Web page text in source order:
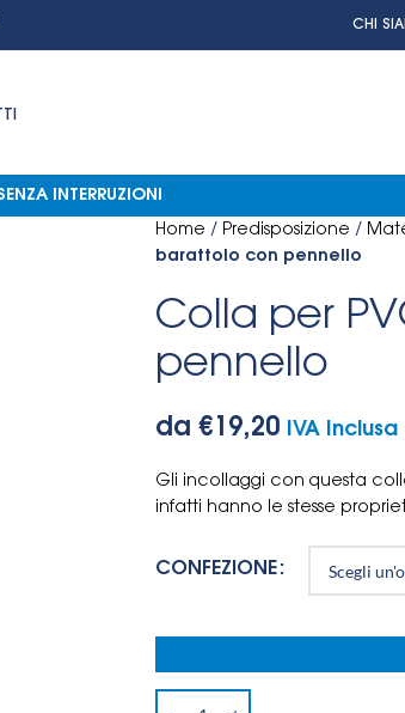
CHI
INTERRUZIONI
Home / Predisposizione /
barattolo con pennello
Colla per
pennello
da € 19,20 IVA Inclusa
Gli incollaggi con questa
infatti hanno le stesse
CONFEZIONE